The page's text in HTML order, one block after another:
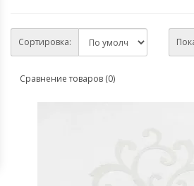
Сортировка:
Сравнение товаров (0)